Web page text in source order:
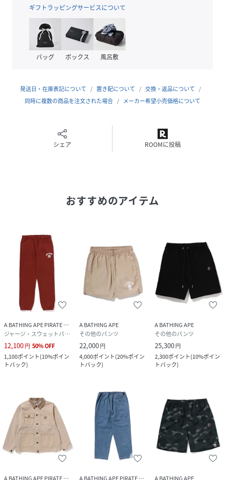
ギフトラッピングサービスについて
バッグ ボックス 風呂敷
発送日・在庫表記について 置き配について
交換・返品について
同時に複数の商品を注文された場合
メーカー希望小売価格について
シェア ROOMに投稿
おすすめのアイテム
A BATHING APE PIRATE STORE
ジャージ・スウェットパンツ
12,100円 50%OFF
1,100ポイント(10%ポイン
トバック)
A BATHING APE
その他のパンツ
22,000円
4,000ポイント(20%ポイン
トバック)
A BATHING APE
その他のパンツ
25,300円
2,300ポイント(10%ポイン
トバック)
A BATHING APE PIRATE STORE A BATHING APE PIRATE STORE A BATHING APE